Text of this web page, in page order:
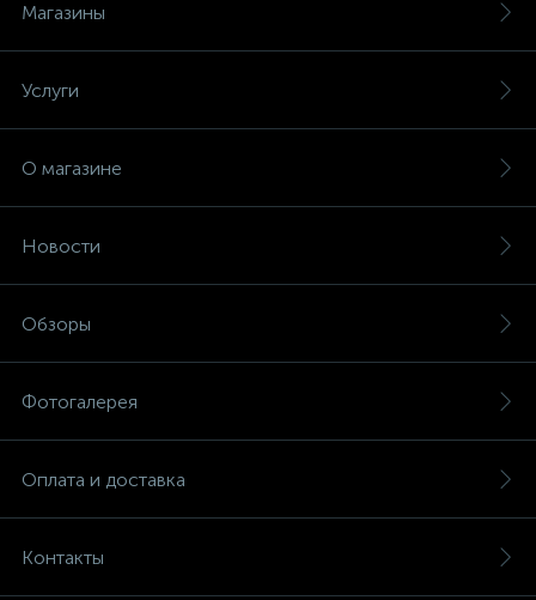
Магазины
Услуги
О магазине
Новости
Обзоры
Фотогалерея
Оплата и доставка
Контакты